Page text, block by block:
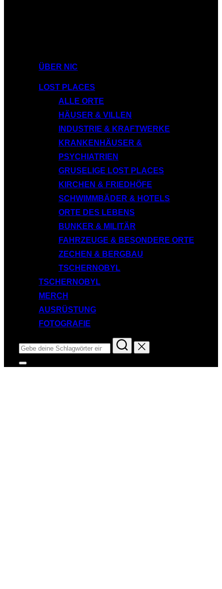
ÜBER NIC
LOST PLACES
ALLE ORTE
HÄUSER & VILLEN
INDUSTRIE & KRAFTWERKE
KRANKENHÄUSER &
PSYCHIATRIEN
GRUSELIGE LOST PLACES
KIRCHEN & FRIEDHÖFE
SCHWIMMBÄDER & HOTELS
ORTE DES LEBENS
BUNKER & MILITÄR
FAHRZEUGE & BESONDERE ORTE
ZECHEN & BERGBAU
TSCHERNOBYL
TSCHERNOBYL
MERCH
AUSRÜSTUNG
FOTOGRAFIE
Suchen
nach:
Seitenleiste